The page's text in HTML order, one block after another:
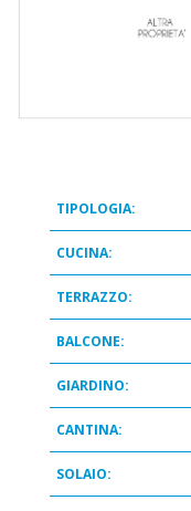
TIPOLOGIA:
CUCINA:
TERRAZZO:
BALCONE:
GIARDINO:
CANTINA:
SOLAIO: